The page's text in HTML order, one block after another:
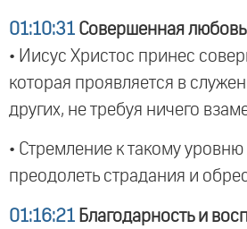
01:10:31 Совершенная
• Иисус Христос принес
которая проявляется в
других, не требуя ничего
• Стремление к такому
преодолеть страдания и
01:16:21 Благодарность и